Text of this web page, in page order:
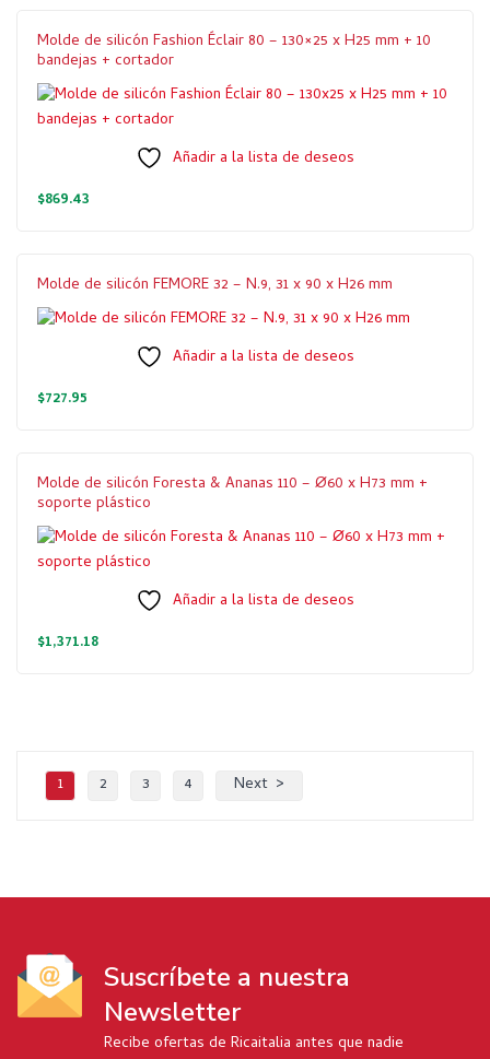
Molde de silicón Fashion Éclair 80 – 130×25 x H25 mm + 10
bandejas + cortador
Añadir a la lista de deseos
$869.43
Molde de silicón FEMORE 32 – N.9, 31 x 90 x H26 mm
Añadir a la lista de deseos
$727.95
Molde de silicón Foresta & Ananas 110 – Ø60 x H73 mm +
soporte plástico
Añadir a la lista de deseos
$1,371.18
1 2 3 4 Next
Suscríbete a nuestra
Newsletter
Recibe ofertas de Ricaitalia antes que nadie